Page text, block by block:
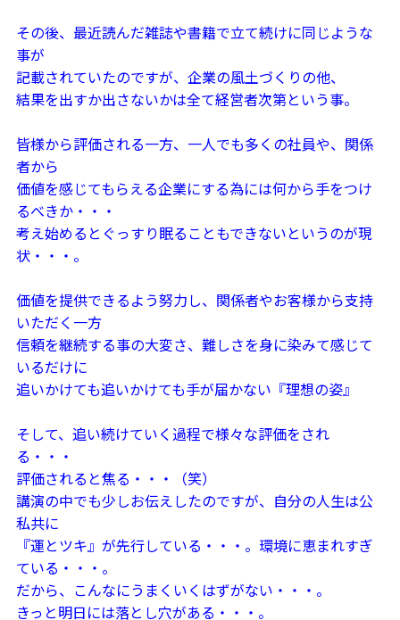
その後、最近読んだ雑誌や書籍で立て続けに同じような
事が
記載されていたのですが、企業の風土づくりの他、
結果を出すか出さないかは全て経営者次第という事。
皆様から評価される一方、一人でも多くの社員や、関係
者から
価値を感じてもらえる企業にする為には何から手をつけ
るべきか・・・
考え始めるとぐっすり眠ることもできないというのが現
状・・・。
価値を提供できるよう努力し、関係者やお客様から支持
いただく一方
信頼を継続する事の大変さ、難しさを身に染みて感じて
いるだけに
追いかけても追いかけても手が届かない『理想の姿』
そして、追い続けていく過程で様々な評価をされ
る・・・
評価されると焦る・・・（笑）
講演の中でも少しお伝えしたのですが、自分の人生は公
私共に
『運とツキ』が先行している・・・。環境に恵まれすぎ
ている・・・。
だから、こんなにうまくいくはずがない・・・。
きっと明日には落とし穴がある・・・。